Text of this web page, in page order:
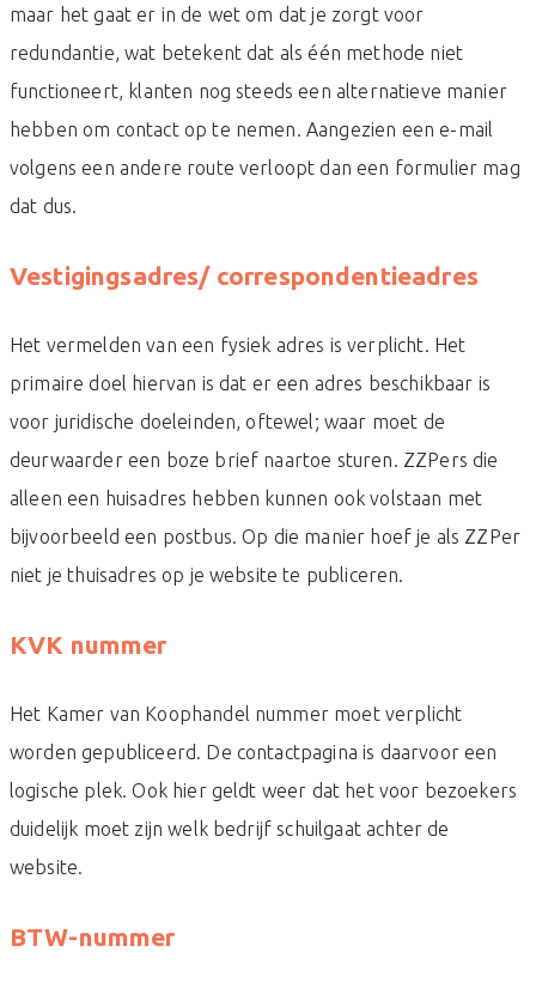
maar het gaat er in de wet om dat je zorgt voor
redundantie, wat betekent dat als één methode niet
functioneert, klanten nog steeds een alternatieve manier
hebben om contact op te nemen. Aangezien een e-mail
volgens een andere route verloopt dan een formulier mag
dat dus.
Vestigingsadres/ correspondentieadres
Het vermelden van een fysiek adres is verplicht. Het
primaire doel hiervan is dat er een adres beschikbaar is
voor juridische doeleinden, oftewel; waar moet de
deurwaarder een boze brief naartoe sturen. ZZPers die
alleen een huisadres hebben kunnen ook volstaan met
bijvoorbeeld een postbus. Op die manier hoef je als ZZPer
niet je thuisadres op je website te publiceren.
KVK nummer
Het Kamer van Koophandel nummer moet verplicht
worden gepubliceerd. De contactpagina is daarvoor een
logische plek. Ook hier geldt weer dat het voor bezoekers
duidelijk moet zijn welk bedrijf schuilgaat achter de
website.
BTW-nummer